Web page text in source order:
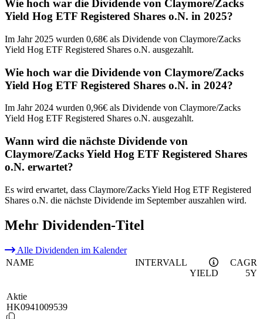
Wie hoch war die Dividende von Claymore/Zacks
Yield Hog ETF Registered Shares o.N. in 2025?
Im Jahr 2025 wurden 0,68€ als Dividende von Claymore/Zacks
Yield Hog ETF Registered Shares o.N. ausgezahlt.
Wie hoch war die Dividende von Claymore/Zacks
Yield Hog ETF Registered Shares o.N. in 2024?
Im Jahr 2024 wurden 0,96€ als Dividende von Claymore/Zacks
Yield Hog ETF Registered Shares o.N. ausgezahlt.
Wann wird die nächste Dividende von
Claymore/Zacks Yield Hog ETF Registered Shares
o.N. erwartet?
Es wird erwartet, dass Claymore/Zacks Yield Hog ETF Registered
Shares o.N. die nächste Dividende im September auszahlen wird.
Mehr Dividenden-Titel
Alle Dividenden im Kalender
NAME
INTERVALL
YIELD
CAGR
5Y
Aktie
HK0941009539